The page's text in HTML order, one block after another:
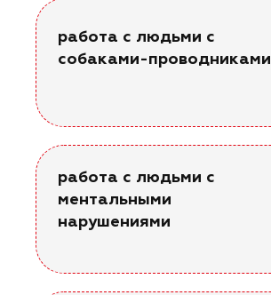
работа с людьми с
собаками-проводниками
работа с людьми с
ментальными
нарушениями